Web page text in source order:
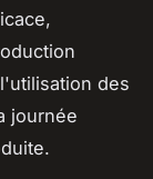
des
journée